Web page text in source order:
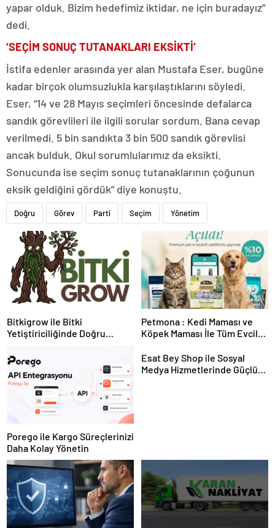
yapar olduk. Bizim hedefimiz iktidar, ne için buradayız”
dedi.
‘SEÇİM SONUÇ TUTANAKLARI EKSİKTİ’
İstifa edenler arasında yer alan Mustafa Eser, bugüne
kadar birçok olumsuzlukla karşılaştıklarını söyledi.
Eser, “14 ve 28 Mayıs seçimleri öncesinde defalarca
sandık görevlileri ile ilgili sorular sordum. Bana cevap
verilmedi. 5 bin sandıkta 3 bin 500 sandık görevlisi
ancak bulduk. Okul sorumlularımız da eksikti.
Sonucunda ise seçim sonuç tutanaklarının çoğunun
eksik geldiğini gördük” diye konuştu.
Doğru Görev Parti Seçim Yönetim
Bitkigrow ile Bitki
Yetiştiriciliğinde Doğru
Petmona : Kedi Maması ve
Köpek Maması İle Tüm Evcil
Porego ile Kargo Süreçlerinizi
Daha Kolay Yönetin
Esat Bey Shop ile Sosyal
Medya Hizmetlerinde Güçlü